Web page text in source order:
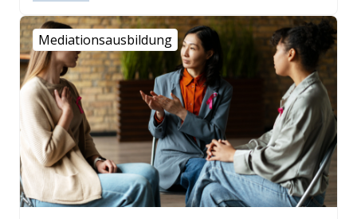
Mediationsausbildung